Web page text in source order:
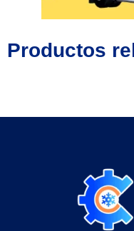
Productos